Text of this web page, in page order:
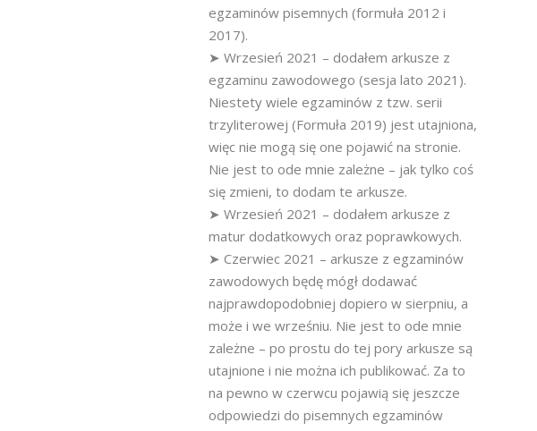
egzaminów pisemnych (formuła 2012 i
2017).
➤ Wrzesień 2021 – dodałem arkusze z
egzaminu zawodowego (sesja lato 2021).
Niestety wiele egzaminów z tzw. serii
trzyliterowej (Formuła 2019) jest utajniona,
więc nie mogą się one pojawić na stronie.
Nie jest to ode mnie zależne – jak tylko coś
się zmieni, to dodam te arkusze.
➤ Wrzesień 2021 – dodałem arkusze z
matur dodatkowych oraz poprawkowych.
➤ Czerwiec 2021 – arkusze z egzaminów
zawodowych będę mógł dodawać
najprawdopodobniej dopiero w sierpniu, a
może i we wrześniu. Nie jest to ode mnie
zależne – po prostu do tej pory arkusze są
utajnione i nie można ich publikować. Za to
na pewno w czerwcu pojawią się jeszcze
odpowiedzi do pisemnych egzaminów